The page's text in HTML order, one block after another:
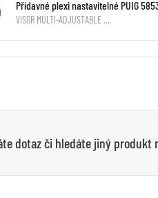
Přídavné plexi nastavitelné PUIG
VISOR MULTI-ADJUSTABLE …
dotaz či hledáte jiný produkt